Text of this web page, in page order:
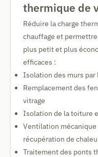
thermique de
Réduire la charge
chauffage et
plus petit et plus
efficaces :
Isolation des murs
Remplacement des
vitrage
Isolation de la toiture
Ventilation
récupération de
Traitement des ponts